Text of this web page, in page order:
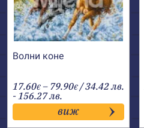
Волни коне
17.60€ – 79.90€Price
range:
17.60€
through
79.90€
/ 34.42 лв.
- 156.27 лв.
виж